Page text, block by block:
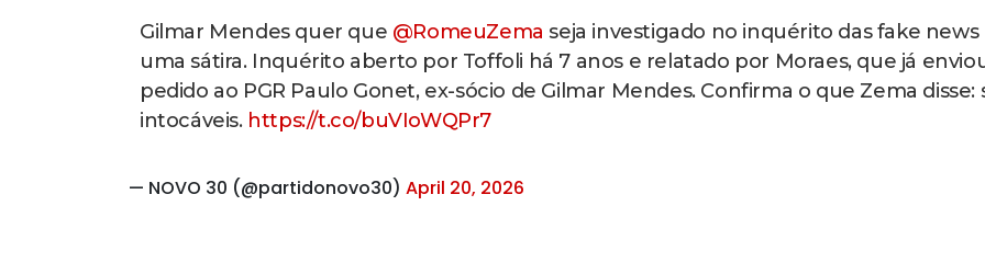
Gilmar Mendes quer que @RomeuZema seja investigado no inquérito das fake news
uma sátira. Inquérito aberto por Toffoli há 7 anos e relatado por Moraes, que já
pedido ao PGR Paulo Gonet, ex-sócio de Gilmar Mendes. Confirma o que Zema disse:
intocáveis. https://t.co/buVIoWQPr7
— NOVO 30 (@partidonovo30) April 20, 2026